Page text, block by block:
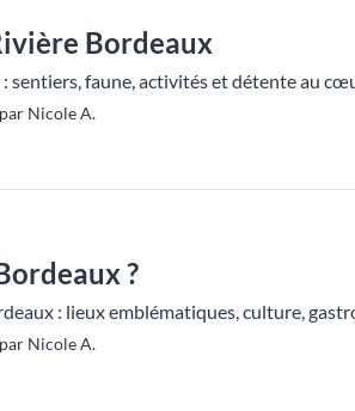
Bordeaux
sentiers, faune, activités et détente au
Nicole A.
?
: lieux emblématiques, culture,
Nicole A.